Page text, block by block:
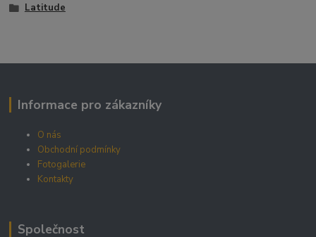
Latitude
Informace pro zákazníky
O nás
Obchodní podmínky
Fotogalerie
Kontakty
Společnost